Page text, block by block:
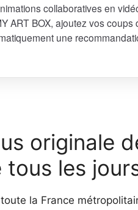
collaboratives en
ART BOX, ajoutez vos
une
originale
les
la France